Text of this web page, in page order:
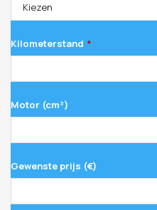
Kiezen
Kilometerstand *
Motor (cm³)
Gewenste prijs (€)